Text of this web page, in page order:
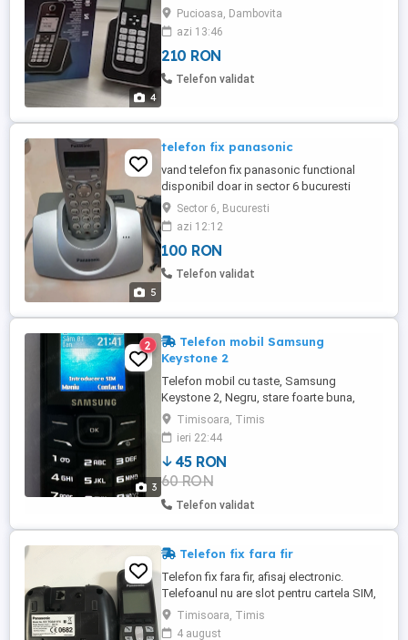
4
mare, 1.8", cu speakerphone, caller ID
apelant, alarma, posibilitate blocare
apeluri nedorite, alarma, buton ECO.
Telefonul este nou, nefolosit.
Pucioasa, Dambovita
azi 13:46
210 RON
Telefon validat
5
telefon fix panasonic
vand telefon fix panasonic functional
disponibil doar in sector 6 bucuresti
Sector 6, Bucuresti
azi 12:12
100 RON
Telefon validat
3
2
Telefon mobil Samsung
Keystone 2
Telefon mobil cu taste, Samsung
Keystone 2, Negru, stare foarte buna,
incarcator disponibil. Telefonul este
BLOCAT in reteaua VODAFONE. 2 bucati
disponibile
Timisoara, Timis
ieri 22:44
45 RON
60 RON
Telefon validat
Telefon fix fara fir
Telefon fix fara fir, afisaj electronic.
Telefoanul nu are slot pentru cartela SIM,
este de generatie care functioneaza cu
cablu de telefon. Se vine fara acumulatori.
Timisoara, Timis
4 august